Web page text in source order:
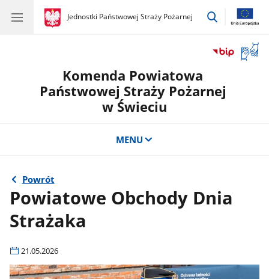
gov.pl
Jednostki Państwowej Straży Pożarnej
gov.pl
Jednostki
przejdź
okno
Komenda Powiatowa
Państwowej Straży Pożarnej
w Świeciu
MENU
Powrót
Powiatowe Obchody Dnia
Strażaka
21.05.2026